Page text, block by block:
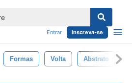
Entrar Inscreva-se
Formas Volta Abstrato